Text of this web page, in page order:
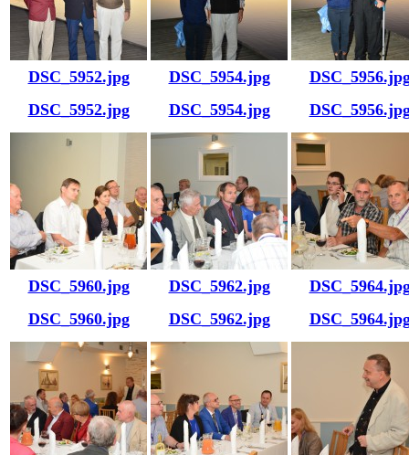
DSC_5952.jpg
DSC_5952.jpg
DSC_5954.jpg
DSC_5954.jpg
DSC_5960.jpg
DSC_5960.jpg
DSC_5962.jpg
DSC_5962.jpg